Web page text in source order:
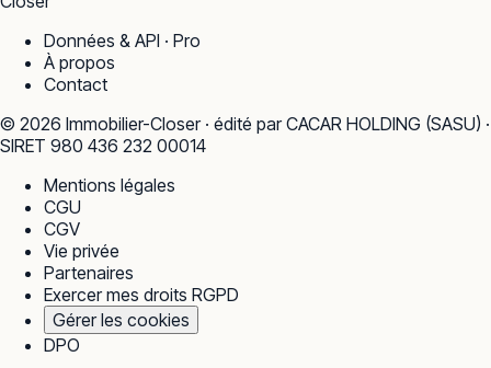
Données & API · Pro
À propos
Contact
© 2026 Immobilier-Closer · édité par CACAR HOLDING (SASU) ·
SIRET 980 436 232 00014
Mentions légales
CGU
CGV
Vie privée
Partenaires
Exercer mes droits RGPD
Gérer les cookies
DPO